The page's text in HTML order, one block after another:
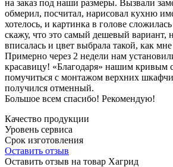
на заказ под наши размеры. Вызвали
обмерил, посчитал, нарисовал кухню
хотелось, и картинка в голове
скажу, что это самый дешевый вариант,
вписалась и цвет выбрала такой, как
Примерно через 2 недели нам
красавицу! «Благодаря» нашим кривым
помучиться с монтажом верхних
получился отменный.
Большое всем спасибо! Рекомендую!
Качество продукции
Уровень сервиса
Срок изготовления
Оставить отзыв
Оставить отзыв на товар Хагрид